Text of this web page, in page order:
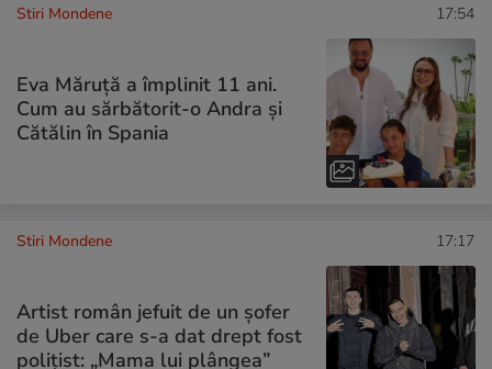
Stiri Mondene 17:54
Eva Măruță a împlinit 11 ani.
Cum au sărbătorit-o Andra și
Cătălin în Spania
Stiri Mondene 17:17
Artist român jefuit de un șofer
de Uber care s-a dat drept fost
polițist: „Mama lui plângea”